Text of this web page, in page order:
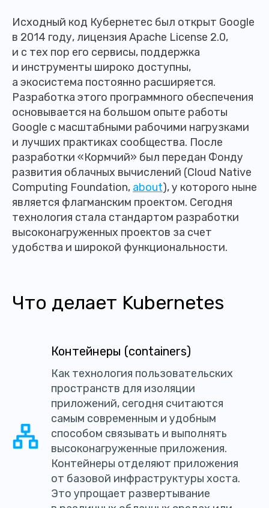
Исходный код Кубернетес был открыт Google
в 2014 году, лицензия Apache License 2.0,
и с тех пор его сервисы, поддержка
и инструменты широко доступны,
а экосистема постоянно расширяется.
Разработка этого программного обеспечения
основывается на большом опыте работы
Google с масштабными рабочими нагрузками
и лучших практиках сообщества. После
разработки «Кормчий» был передан Фонду
развития облачных вычислений (Cloud Native
Computing Foundation, about), у которого ныне
является флагманским проектом. Сегодня
технология стала стандартом разработки
высоконагруженных проектов за счет
удобства и широкой функциональности.
Что делает Kubernetes
Контейнеры (containers)
Как технология пользовательских
пространств для изоляции
приложений, сегодня считаются
самым современным и удобным
способом связывать и выполнять
высоконагруженные приложения.
Контейнеры отделяют приложения
от базовой инфраструктуры хоста.
Это упрощает развертывание